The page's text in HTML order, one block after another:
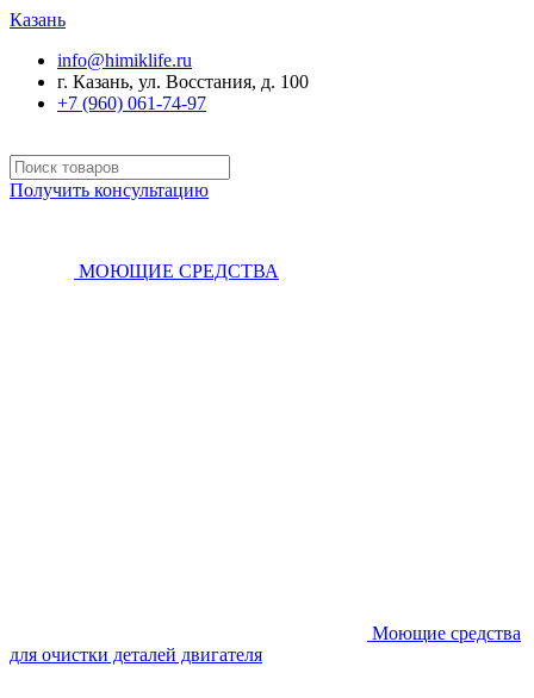
Казань
info@himiklife.ru
г. Казань, ул. Восстания, д. 100
+7 (960) 061-74-97
Получить консультацию
МОЮЩИЕ СРЕДСТВА
Моющие средства
для очистки деталей двигателя